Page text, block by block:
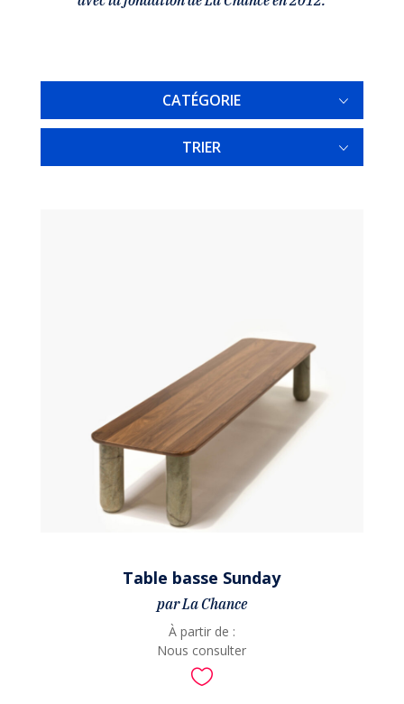
CATÉGORIE
TRIER
Table basse Sunday
par La Chance
À partir de :
Nous consulter
